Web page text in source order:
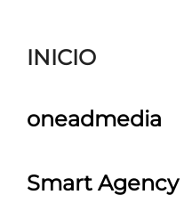
INICIO
oneadmedia
Smart Agency